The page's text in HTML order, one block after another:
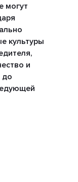
могут
культуры
и
до